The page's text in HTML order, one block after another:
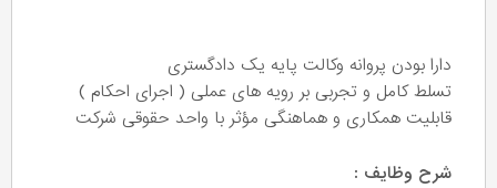
دارا بودن پروانه وکالت پایه یک دادگستری
تسلط کامل و تجربی بر رویه های عملی ( اجرای احکام )
قابلیت همکاری و هماهنگی مؤثر با واحد حقوقی شرکت
شرح وظایف :